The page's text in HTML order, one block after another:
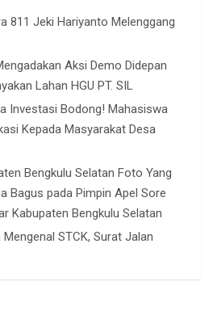
811 Jeki Hariyanto Melenggang
Aksi Demo Didepan
Lahan HGU PT. SIL
Investasi Bodong! Mahasiswa
Kepada Masyarakat Desa
Bengkulu Selatan Foto Yang
Bagus pada Pimpin Apel Sore
Kabupaten Bengkulu Selatan
Mengenal STCK, Surat Jalan